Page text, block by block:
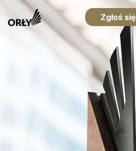
Zgłoś się